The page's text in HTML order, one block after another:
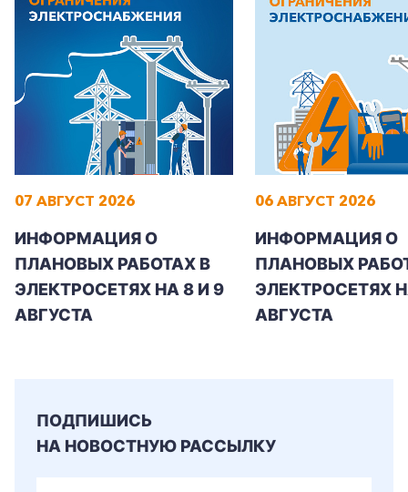
+7-800-700-24-57
Частным клиентам
Корпоративным клиентам
07 АВГУСТ 2026
ИНФОРМАЦИЯ О
ПЛАНОВЫХ РАБОТАХ В
ЭЛЕКТРОСЕТЯХ НА 8 И 9
АВГУСТА
06 АВГУСТ 2026
ИНФОРМАЦИЯ О
ПЛАНОВЫХ
ЭЛЕКТРОСЕТЯХ
АВГУСТА
ПОДПИШИСЬ
НА НОВОСТНУЮ РАССЫЛКУ